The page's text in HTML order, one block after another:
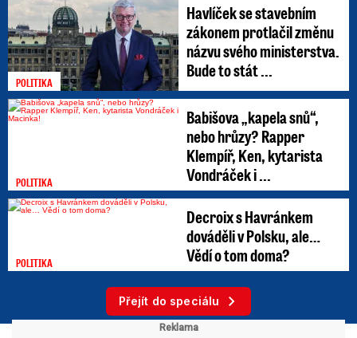
POLITIKA
Havlíček se stavebním
zákonem protlačil změnu
názvu svého ministerstva.
Bude to stát ...
POLITIKA
Babišova „kapela snů“,
nebo hrůzy? Rapper
Klempíř, Ken, kytarista
Vondráček i ...
POLITIKA
Decroix s Havránkem
dováděli v Polsku, ale…
Vědí o tom doma?
Přejít do speciálu